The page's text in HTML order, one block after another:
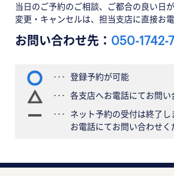
当日のご予約のご相談、ご都合の良い日
変更・キャンセルは、担当支店に直接お電
お問い合わせ先： 050-1742-
登録予約が可能
各支店へお電話にてお問い
ネット予約の受付は終了し
お電話にてお問い合わせく